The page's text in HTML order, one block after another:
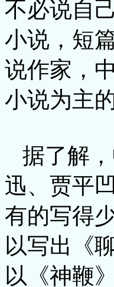
不必说自
小说，短
说作家，
小说为主
据了解
迅、贾平
有的写得
以写出《
以《神鞭